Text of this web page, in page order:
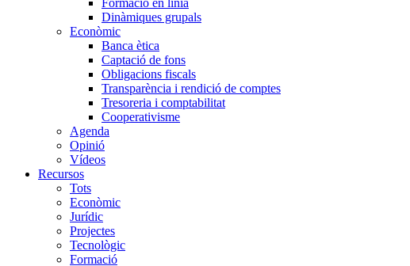
Formació en línia
Dinàmiques grupals
Econòmic
Banca ètica
Captació de fons
Obligacions fiscals
Transparència i rendició de comptes
Tresoreria i comptabilitat
Cooperativisme
Agenda
Opinió
Vídeos
Recursos
Tots
Econòmic
Jurídic
Projectes
Tecnològic
Formació